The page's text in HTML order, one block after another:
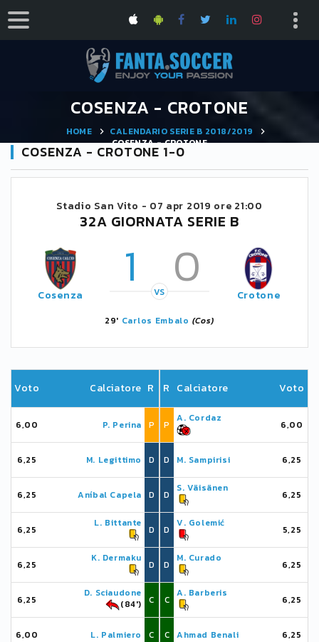
COSENZA - CROTONE
HOME
CALENDARIO SERIE B 2018/2019
COSENZA - CROTONE
COSENZA - CROTONE 1-0
Stadio San Vito - 07 apr 2019 ore 21:00
32A GIORNATA SERIE B
Cosenza 1 0
VS Crotone
29' Carlos Embalo (Cos)
Voto Calciatore R
6,00 P. Perina P
6,25 M. Legittimo D
6,25 Aníbal Capela D
6,25
L. Bittante
D
6,25
K. Dermaku
D
6,25
D. Sciaudone
(84')
C
6,00 L. Palmiero C
R Calciatore Voto
P
A. Cordaz
6,00
D M. Sampirisi 6,25
D
S. Väisänen
6,25
D
V. Golemić
5,25
D
M. Curado
6,25
C
A. Barberis
6,25
C Ahmad Benali 6,25